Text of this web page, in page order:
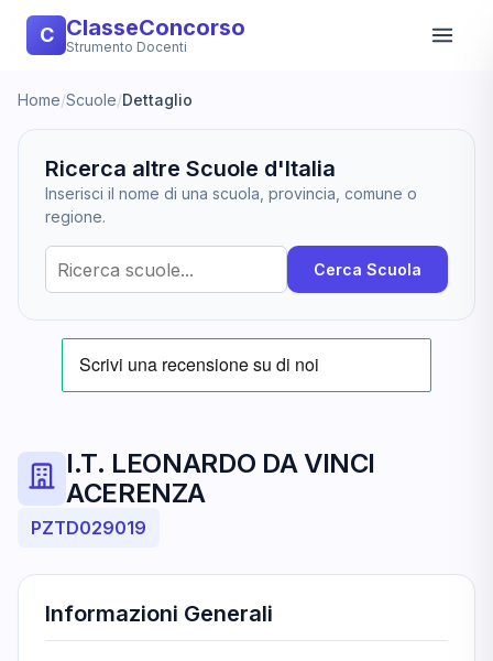
C ClasseConcorso
Strumento Docenti
Home/Scuole/Dettaglio
Ricerca altre Scuole d'Italia
Inserisci il nome di una scuola, provincia, comune o
regione.
Cerca Scuola
I.T. LEONARDO DA VINCI
ACERENZA
PZTD029019
Informazioni Generali